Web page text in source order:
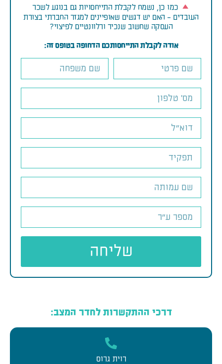
כמו כן, נשמח לקבלת התייחסויות גם בנוגע לשכר
העובדים - האם יש דגשים שאופיינים למגזר החברתי בצורת
העסקה שחשוב שנכיר ורלוונטיים לפיצוי?
אודה לקבלת התייחסותכם הדחופה בטופס זה:
שליחה
דרכי ההתקשרות לחדר המצב:
רוית גרוס